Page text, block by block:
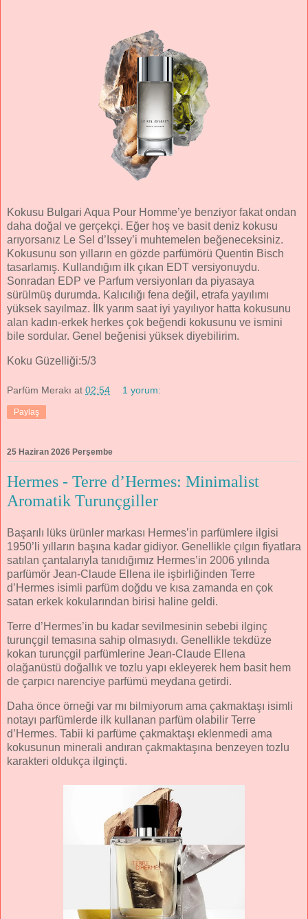
Kokusu Bulgari Aqua Pour Homme’ye benziyor fakat ondan
daha doğal ve gerçekçi. Eğer hoş ve basit deniz kokusu
arıyorsanız Le Sel d’Issey’i muhtemelen beğeneceksiniz.
Kokusunu son yılların en gözde parfümörü Quentin Bisch
tasarlamış. Kullandığım ilk çıkan EDT versiyonuydu.
Sonradan EDP ve Parfum versiyonları da piyasaya
sürülmüş durumda. Kalıcılığı fena değil, etrafa yayılımı
yüksek sayılmaz. İlk yarım saat iyi yayılıyor hatta kokusunu
alan kadın-erkek herkes çok beğendi kokusunu ve ismini
bile sordular. Genel beğenisi yüksek diyebilirim.
Koku Güzelliği:5/3
Parfüm Merakı at 02:54 1 yorum:
Paylaş
25 Haziran 2026 Perşembe
Hermes - Terre d’Hermes: Minimalist
Aromatik Turunçgiller
Başarılı lüks ürünler markası Hermes’in parfümlere ilgisi
1950’li yılların başına kadar gidiyor. Genellikle çılgın fiyatlara
satılan çantalarıyla tanıdığımız Hermes’in 2006 yılında
parfümör Jean-Claude Ellena ile işbirliğinden Terre
d’Hermes isimli parfüm doğdu ve kısa zamanda en çok
satan erkek kokularından birisi haline geldi.
Terre d’Hermes’in bu kadar sevilmesinin sebebi ilginç
turunçgil temasına sahip olmasıydı. Genellikle tekdüze
kokan turunçgil parfümlerine Jean-Claude Ellena
olağanüstü doğallık ve tozlu yapı ekleyerek hem basit hem
de çarpıcı narenciye parfümü meydana getirdi.
Daha önce örneği var mı bilmiyorum ama çakmaktaşı isimli
notayı parfümlerde ilk kullanan parfüm olabilir Terre
d’Hermes. Tabii ki parfüme çakmaktaşı eklenmedi ama
kokusunun minerali andıran çakmaktaşına benzeyen tozlu
karakteri oldukça ilginçti.